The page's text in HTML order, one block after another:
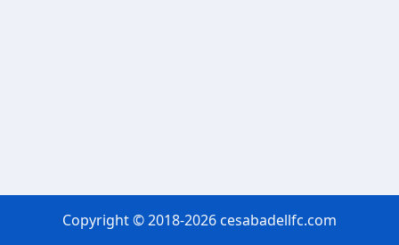
Copyright © 2018-2026 cesabadellfc.com